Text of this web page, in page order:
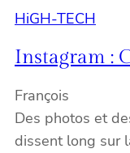
HiGH-TECH
Instagram :
François
Des photos et
dissent long sur